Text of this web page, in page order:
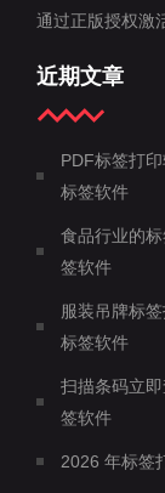
通过正版授权激
近期文章
PDF标签打
标签软件
食品行业的
签软件
服装吊牌标
标签软件
扫描条码立
签软件
2026 年标签